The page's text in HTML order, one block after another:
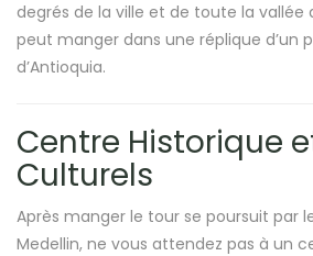
degrés de la ville et de toute la vallée
peut manger dans une réplique d’un
d’Antioquia.
Centre Historique
Culturels
Après manger le tour se poursuit par
Medellin, ne vous attendez pas à un